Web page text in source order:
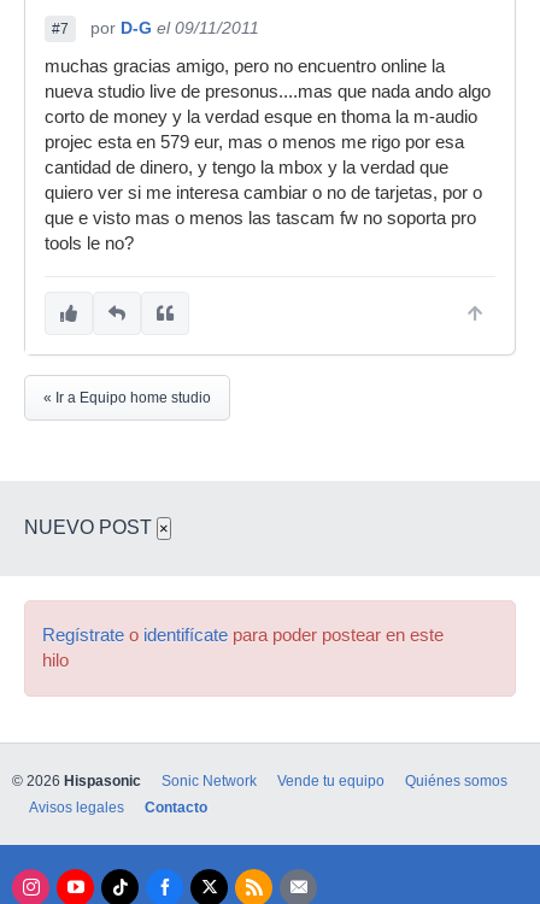
#7 por D-G el 09/11/2011
muchas gracias amigo, pero no encuentro online la
nueva studio live de presonus....mas que nada ando algo
corto de money y la verdad esque en thoma la m-audio
projec esta en 579 eur, mas o menos me rigo por esa
cantidad de dinero, y tengo la mbox y la verdad que
quiero ver si me interesa cambiar o no de tarjetas, por o
que e visto mas o menos las tascam fw no soporta pro
tools le no?
« Ir a Equipo home studio
NUEVO POST ×
Regístrate o identifícate para poder postear en este
hilo
© 2026 Hispasonic Sonic Network Vende tu equipo
Quiénes somos
Avisos legales
Contacto